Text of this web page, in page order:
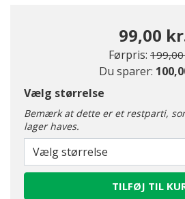
99,00
Førpris: Pris
199,00
Du sparer:
Vælg størrelse
Bemærk at dette er et restparti,
lager haves.
Vælg størrelse
TILFØJ TIL